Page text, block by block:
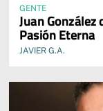
GENTE
Juan González
Pasión Eterna
JAVIER G.A.